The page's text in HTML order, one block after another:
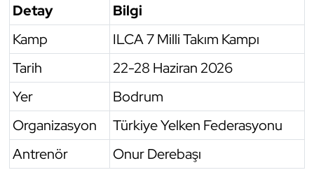
Detay
Bilgi
Kamp
ILCA 7 Milli Takım Kampı
Tarih
22-28 Haziran 2026
Yer
Bodrum
Organizasyon
Türkiye Yelken Federasyonu
Antrenör
Onur Derebaşı